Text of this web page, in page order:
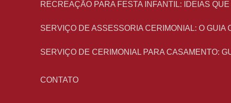
RECREAÇÃO PARA FESTA INFANTIL: IDEIAS
SERVIÇO DE ASSESSORIA CERIMONIAL: O
SERVIÇO DE CERIMONIAL PARA CASAMENTO:
CONTATO